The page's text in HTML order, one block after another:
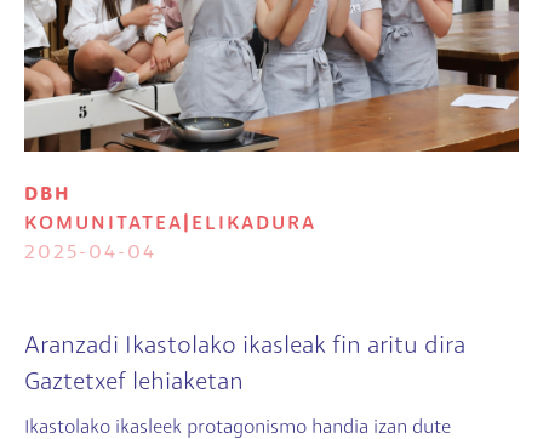
DBH
KOMUNITATEA
ELIKADURA
2025-04-04
Aranzadi Ikastolako ikasleak fin aritu dira
Gaztetxef lehiaketan
Ikastolako ikasleek protagonismo handia izan dute